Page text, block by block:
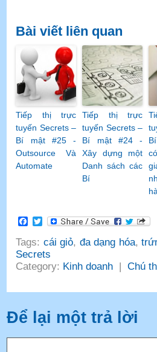
Bài viết liên quan
Tiếp thị trực
tuyến Secrets –
Bí mật #25 -
Outsource Và
Automate
Tiếp thị trực
tuyến Secrets –
Bí mật #24 -
Xây dựng một
Danh sách các
Bí
Facebook
Twitter
Tags: cái giỏ, đa dạng hóa,
Secrets
Category: Kinh doanh |Chú
Để lại một trả lời